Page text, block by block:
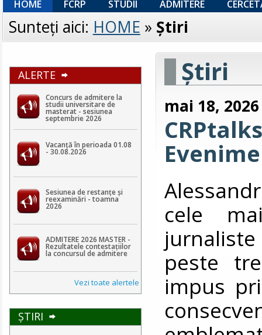
HOME FCRP STUDII ADMITERE
Sunteţi aici: HOME » Ştiri
ALERTE
Concurs de admitere la
studii universitare de
masterat - sesiunea
septembrie 2026
Vacanță în perioada 01.08
- 30.08.2026
Sesiunea de restanțe și
reexaminări - toamna
2026
ADMITERE 2026 MASTER -
Rezultatele contestaţiilor
la concursul de admitere
Vezi toate alertele
ŞTIRI
Ştiri
mai 18, 2026
cele
peste
impus